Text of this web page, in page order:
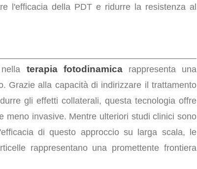
l'efficacia della PDT e ridurre la resistenza al
nella terapia fotodinamicarappresenta una
Grazie alla capacità di indirizzare il trattamento
gli effetti collaterali, questa tecnologia offre
meno invasive. Mentre ulteriori studi clinici sono
di questo approccio su larga scala, le
rappresentano una promettente frontiera